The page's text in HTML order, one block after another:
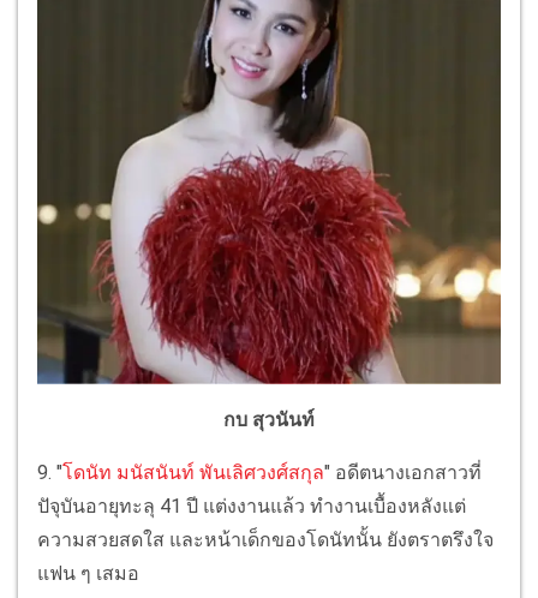
กบ สุวนันท์
9. "โดนัท มนัสนันท์ พันเลิศวงศ์สกุล" อดีตนางเอกสาวที่
ปัจุบันอายุทะลุ 41 ปี แต่งงานแล้ว ทำงานเบื้องหลังแต่
ความสวยสดใส และหน้าเด็กของโดนัทนั้น ยังตราตรึงใจ
แฟน ๆ เสมอ